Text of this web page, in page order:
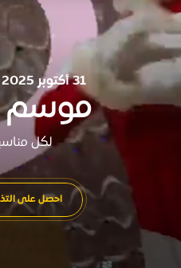
31 أكتوبر 2025 - 2 مايو 2026
موسم
لكل
احصل على